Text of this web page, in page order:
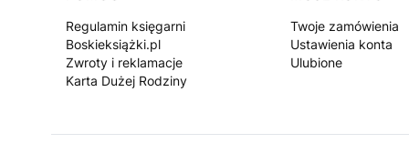
Regulamin księgarni
Boskieksiążki.pl
Zwroty i reklamacje
Karta Dużej Rodziny
Twoje zamówienia
Ustawienia konta
Ulubione